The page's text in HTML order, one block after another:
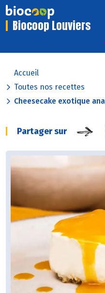
Biocoop Louviers
Accueil
Toutes nos recettes
Cheesecake exotique
Partager sur